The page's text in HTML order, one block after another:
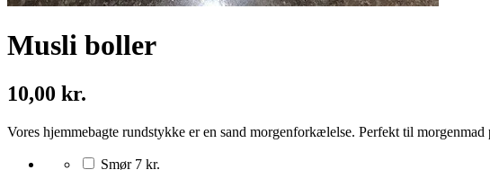
Musli boller
10,00 kr.
Vores hjemmebagte rundstykke er en sand morgenforkælelse. Perfekt til
Smør 7 kr.